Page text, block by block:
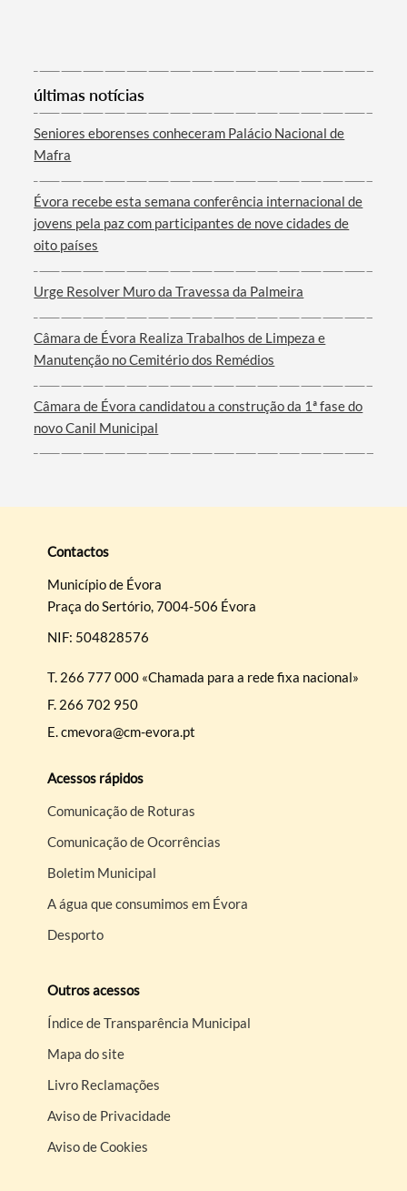
últimas notícias
Seniores eborenses conheceram Palácio Nacional de
Mafra
Évora recebe esta semana conferência internacional de
jovens pela paz com participantes de nove cidades de
oito países
Urge Resolver Muro da Travessa da Palmeira
Câmara de Évora Realiza Trabalhos de Limpeza e
Manutenção no Cemitério dos Remédios
Câmara de Évora candidatou a construção da 1ª fase do
novo Canil Municipal
Contactos
Município de Évora
Praça do Sertório, 7004-506 Évora
NIF: 504828576
T. 266 777 000 «Chamada para a rede fixa nacional»
F. 266 702 950
E.cmevora@cm-evora.pt
Acessos rápidos
Comunicação de Roturas
Comunicação de Ocorrências
Boletim Municipal
A água que consumimos em Évora
Desporto
Outros acessos
Índice de Transparência Municipal
Mapa do site
Livro Reclamações
Aviso de Privacidade
Aviso de Cookies